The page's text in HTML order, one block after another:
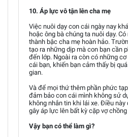
10. Áp lực vô tận lên cha mẹ
Việc nuôi dạy con cái ngày nay
hoặc ông bà chúng ta nuôi dạy.
thành bậc cha mẹ hoàn hảo.
tạo ra những dịp mà con bạn cần
đến lớp. Ngoài ra còn có những
cái bạn, khiến bạn cảm thấy bị
gian.
Và để mọi thứ thêm phần phức
đảm bảo con cái mình không sử
không nhắn tin khi lái xe. Điều này
gây áp lực lên bất kỳ cặp vợ chồng
Vậy bạn có thể làm gì?